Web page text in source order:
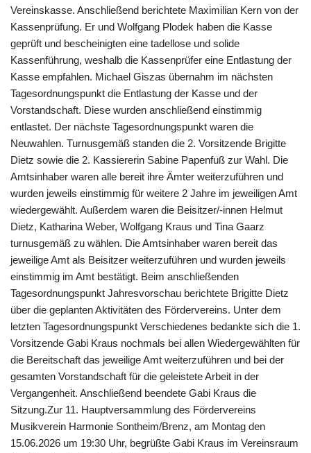
Vereinskasse. Anschließend berichtete Maximilian Kern von der
Kassenprüfung. Er und Wolfgang Plodek haben die Kasse
geprüft und bescheinigten eine tadellose und solide
Kassenführung, weshalb die Kassenprüfer eine Entlastung der
Kasse empfahlen. Michael Giszas übernahm im nächsten
Tagesordnungspunkt die Entlastung der Kasse und der
Vorstandschaft. Diese wurden anschließend einstimmig
entlastet. Der nächste Tagesordnungspunkt waren die
Neuwahlen. Turnusgemäß standen die 2. Vorsitzende Brigitte
Dietz sowie die 2. Kassiererin Sabine Papenfuß zur Wahl. Die
Amtsinhaber waren alle bereit ihre Ämter weiterzuführen und
wurden jeweils einstimmig für weitere 2 Jahre im jeweiligen Amt
wiedergewählt. Außerdem waren die Beisitzer/-innen Helmut
Dietz, Katharina Weber, Wolfgang Kraus und Tina Gaarz
turnusgemäß zu wählen. Die Amtsinhaber waren bereit das
jeweilige Amt als Beisitzer weiterzuführen und wurden jeweils
einstimmig im Amt bestätigt. Beim anschließenden
Tagesordnungspunkt Jahresvorschau berichtete Brigitte Dietz
über die geplanten Aktivitäten des Fördervereins. Unter dem
letzten Tagesordnungspunkt Verschiedenes bedankte sich die 1.
Vorsitzende Gabi Kraus nochmals bei allen Wiedergewählten für
die Bereitschaft das jeweilige Amt weiterzuführen und bei der
gesamten Vorstandschaft für die geleistete Arbeit in der
Vergangenheit. Anschließend beendete Gabi Kraus die
Sitzung.Zur 11. Hauptversammlung des Fördervereins
Musikverein Harmonie Sontheim/Brenz, am Montag den
15.06.2026 um 19:30 Uhr, begrüßte Gabi Kraus im Vereinsraum